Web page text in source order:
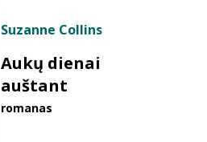
Suzanne Collins
Aukų dienai
auštant
romanas